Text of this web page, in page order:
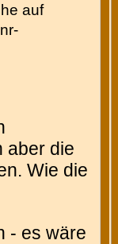
auf
aber die
Wie die
- es wäre